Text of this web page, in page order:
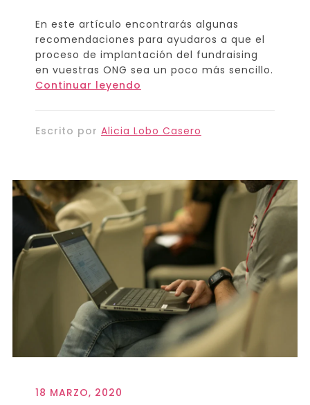
En este artículo encontrarás algunas
recomendaciones para ayudaros a que el
proceso de implantación del fundraising
en vuestras ONG sea un poco más sencillo.
Continuar leyendo
Escrito por Alicia Lobo Casero
18 MARZO, 2020